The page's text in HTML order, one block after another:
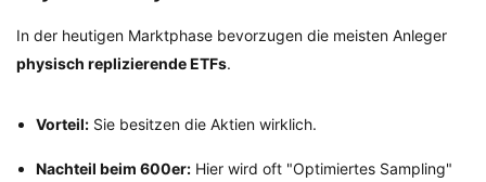
In der heutigen Marktphase bevorzugen die meisten Anleger
physisch replizierende ETFs.
Vorteil: Sie besitzen die Aktien wirklich.
Nachteil beim 600er: Hier wird oft "Optimiertes Sampling"